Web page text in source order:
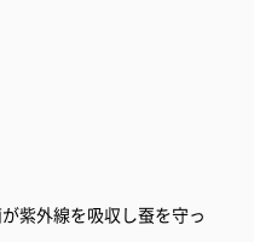
紫外線を吸収し蚕を守っ